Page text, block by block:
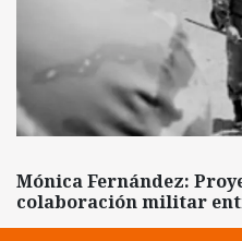
Mónica Fernández:
colaboración militar